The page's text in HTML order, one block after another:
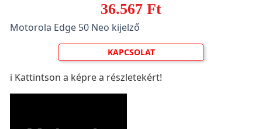
36.567 Ft
Motorola Edge 50 Neo kijelző
KAPCSOLAT
ℹ️ Kattintson a képre a részletekért!